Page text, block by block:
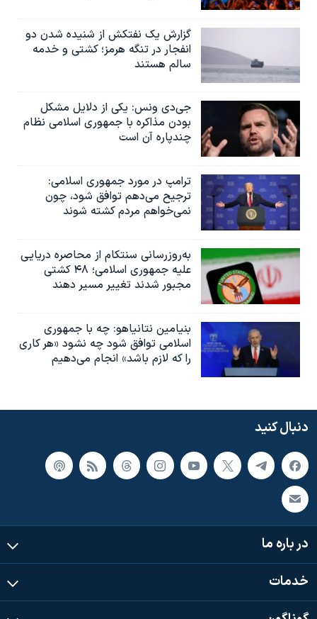
گزارش یک نفتکش از شنیده شدن دو
انفجار در تنگه هرمز؛ کشتی و خدمه
سالم هستند
جی‌دی ونس: یکی از دلایل مشکل
بودن مذاکره با جمهوری اسلامی نظام
چندپاره آن است
ترامپ در مورد جمهوری اسلامی:
ترجیح می‌دهم توافق شود، چون
نمی‌خواهم مردم کشته شوند
به‌روزرسانی سنتکام از محاصره دریایی
علیه جمهوری اسلامی؛ ۴۸ کشتی
مجبور شدند تغییر مسیر دهند
بنیامین نتانیاهو: چه با جمهوری
اسلامی توافق شود چه نشود «هر کاری
را که لازم باشد» انجام می‌دهیم
دنبال کنید
در باره ما
خدمات